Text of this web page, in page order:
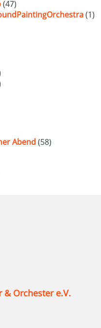
(47)
(1)
Abend (58)
& Orchester e.V.